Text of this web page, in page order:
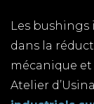
Les bushings
dans la
mécanique
Atelier